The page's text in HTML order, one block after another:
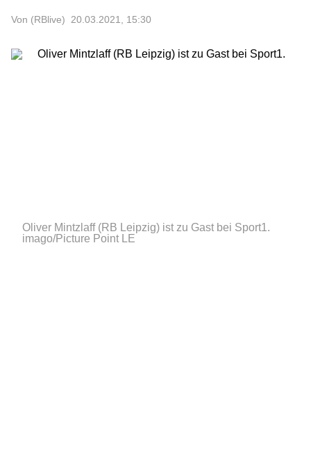
Von (RBlive) 20.03.2021, 15:30
Oliver Mintzlaff (RB Leipzig) ist zu Gast bei Sport1.
imago/Picture Point LE